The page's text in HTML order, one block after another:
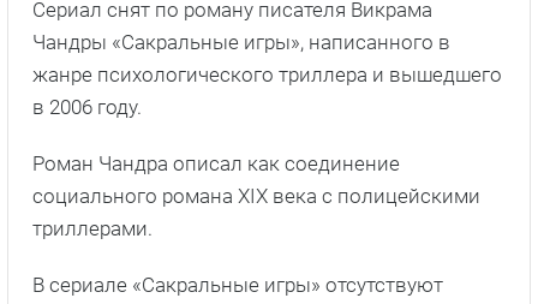
Сериал снят по роману писателя Викрама
Чандры «Сакральные игры», написанного в
жанре психологического триллера и вышедшего
в 2006 году.
Роман Чандра описал как соединение
социального романа XIX века с полицейскими
триллерами.
В сериале «Сакральные игры» отсутствуют